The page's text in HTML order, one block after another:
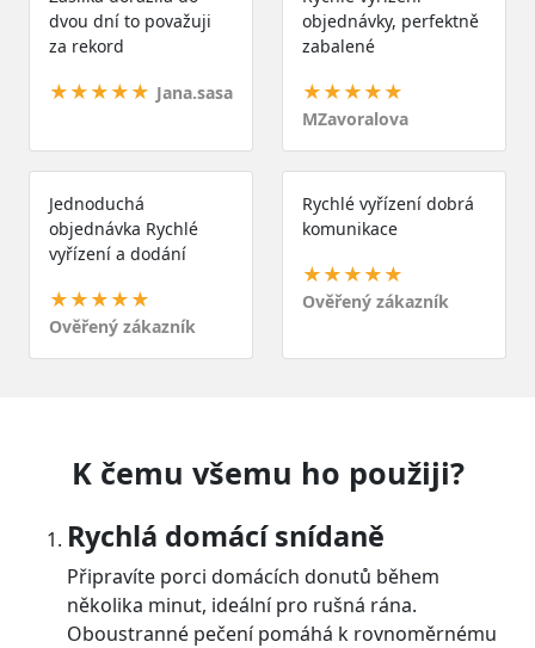
dvou dní to považuji
za rekord
★★★★★ Jana.sasa
objednávky, perfektně
zabalené
★★★★★
MZavoralova
Jednoduchá
objednávka Rychlé
vyřízení a dodání
★★★★★
Ověřený zákazník
Rychlé vyřízení dobrá
komunikace
★★★★★
Ověřený zákazník
K čemu všemu ho použiji?
Rychlá domácí snídaně
Připravíte porci domácích donutů během
několika minut, ideální pro rušná rána.
Oboustranné pečení pomáhá k rovnoměrnému